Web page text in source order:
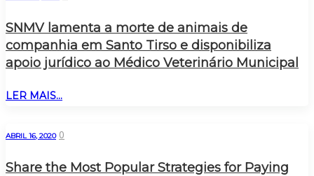
SNMV lamenta a morte de animais de
companhia em Santo Tirso e disponibiliza
apoio jurídico ao Médico Veterinário Municipal
LER MAIS...
ABRIL 16, 2020 0
Share the Most Popular Strategies for Paying